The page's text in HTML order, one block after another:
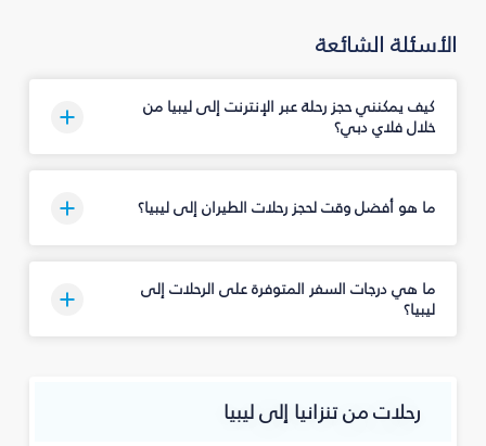
الأسئلة الشائعة
كيف يمكنني حجز رحلة عبر الإنترنت إلى ليبيا من
خلال فلاي دبي؟
ما هو أفضل وقت لحجز رحلات الطيران إلى ليبيا؟
ما هي درجات السفر المتوفرة على الرحلات إلى
ليبيا؟
رحلات من تنزانيا إلى ليبيا